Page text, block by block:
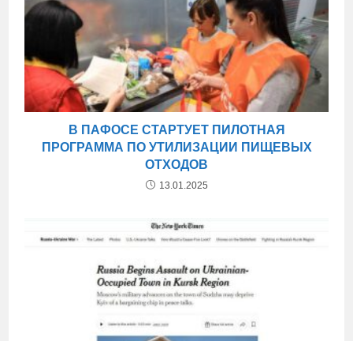
В ПАФОСЕ СТАРТУЕТ ПИЛОТНАЯ
ПРОГРАММА ПО УТИЛИЗАЦИИ ПИЩЕВЫХ
ОТХОДОВ
13.01.2025